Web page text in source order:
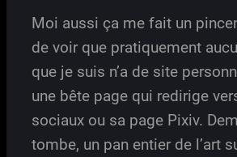
Moi aussi ça me fait un
de voir que pratiquement
que je suis n’a de site
une bête page qui redirige
sociaux ou sa page Pixiv.
tombe, un pan entier de l’art